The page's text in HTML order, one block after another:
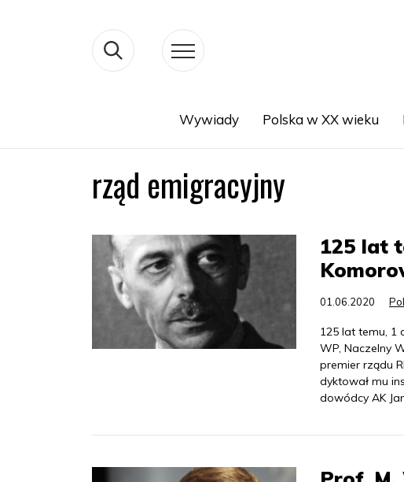
Wywiady Polska w XX wieku
rząd emigracyjny
125 lat
01.06.2020
125 lat temu, 1
WP, Naczelny
premier rządu
dyktował mu
dowódcy AK